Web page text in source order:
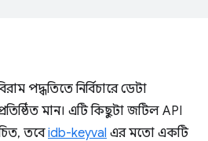
পদ্ধতিতে নির্বিচারে ডেটা
মান। এটি কিছুটা জটিল API
তবেidb-keyval এর মতো একটি